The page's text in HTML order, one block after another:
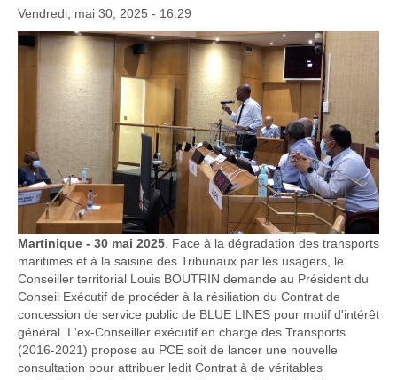
Vendredi, mai 30, 2025 - 16:29
Martinique - 30 mai 2025. Face à la dégradation des transports
maritimes et à la saisine des Tribunaux par les usagers, le
Conseiller territorial Louis BOUTRIN demande au Président du
Conseil Exécutif de procéder à la résiliation du Contrat de
concession de service public de BLUE LINES pour motif d'intérêt
général. L'ex-Conseiller exécutif en charge des Transports
(2016-2021) propose au PCE soit de lancer une nouvelle
consultation pour attribuer ledit Contrat à de véritables